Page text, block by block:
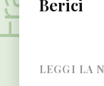
Berici
LEGGI LA